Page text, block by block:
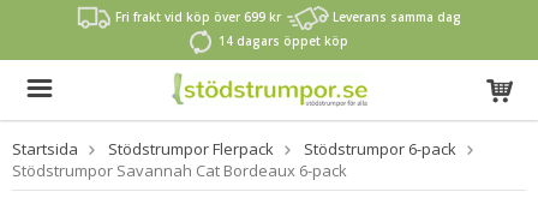
Fri frakt vid köp över 699 kr
Leverans samma dag
14 dagars öppet köp
Startsida Stödstrumpor Flerpack
Stödstrumpor 6-pack
Stödstrumpor Savannah Cat Bordeaux 6-pack